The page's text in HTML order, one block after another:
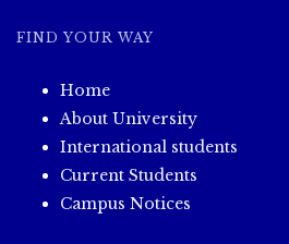
FIND YOUR WAY
Home
About University
International students
Current Students
Campus Notices